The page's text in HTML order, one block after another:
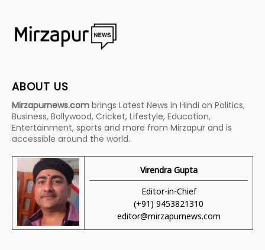
ABOUT US
Mirzapurnews.com brings Latest News in Hindi on Politics,
Business, Bollywood, Cricket, Lifestyle, Education,
Entertainment, sports and more from Mirzapur and is
accessible around the world.
Virendra Gupta
Editor-in-Chief
(+91) 9453821310
editor@mirzapurnews.com